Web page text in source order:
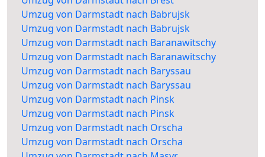
Umzug von Darmstadt nach Babrujsk
Umzug von Darmstadt nach Babrujsk
Umzug von Darmstadt nach Baranawitschy
Umzug von Darmstadt nach Baranawitschy
Umzug von Darmstadt nach Baryssau
Umzug von Darmstadt nach Baryssau
Umzug von Darmstadt nach Pinsk
Umzug von Darmstadt nach Pinsk
Umzug von Darmstadt nach Orscha
Umzug von Darmstadt nach Orscha